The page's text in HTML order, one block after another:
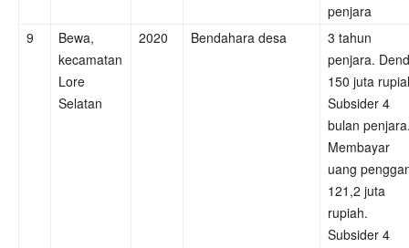
penjara
9
Bewa,
kecamatan
Lore
Selatan
2020 Bendahara desa
3 tahun
penjara.
150 juta
Subsider 4
bulan
Membayar
uang
121,2 juta
rupiah.
Subsider 4